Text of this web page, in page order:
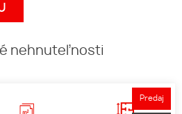
nehnuteľnosti
Predaj